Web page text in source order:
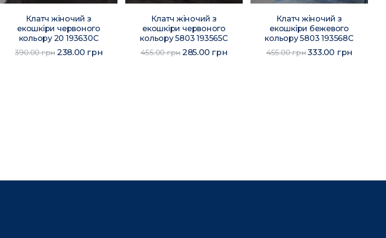
Клатч жіночий з
екошкіри червоного
кольору 20 193630C
390.00 грн 238.00 грн
Клатч жіночий з
екошкіри червоного
кольору 5803 193565C
455.00 грн 285.00 грн
Клатч жіночий з
екошкіри бежевого
кольору 5803 193568C
455.00 грн333.00 грн